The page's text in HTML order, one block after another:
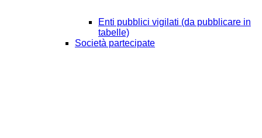
Enti pubblici vigilati (da pubblicare in
tabelle)
Società partecipate